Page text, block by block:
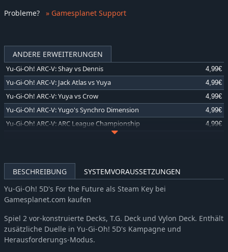
ANDERE ERWEITERUNGEN
Yu-Gi-Oh! ARC-V: Shay vs Dennis 4,99€
Yu-Gi-Oh! ARC-V: Jack Atlas vs Yuya 4,99€
Yu-Gi-Oh! ARC-V: Yuya vs Crow 4,99€
Yu-Gi-Oh! ARC-V: Yugo's Synchro Dimension 4,99€
Yu-Gi-Oh! ARC-V: ARC League Championship 4,99€
Yu-Gi-Oh! Waking the Dragons: Yugi's Journey
Yu-Gi-Oh! Waking the Dragons: Joey's Journey 4,99€
Yu-Gi-Oh! ARC-V Gong v. Kit
Yu-Gi-Oh! ARC-V Zuzu v. Julia
Yu-Gi-Oh! ARC-V Sora and Dipper 4,99€
Yu-Gi-Oh! ARC-V Yuto v. Sylvio
Yu-Gi-Oh! ZEXAL Dark Mist Saga
BESCHREIBUNG
SYSTEMVORAUSSETZUNGEN
Yu-Gi-Oh! 5D's For the Future als Steam Key bei
Gamesplanet.com kaufen
Spiel 2 vor-konstruierte Decks, T.G. Deck und Vylon Deck. Enthält
zusätzliche Duelle in Yu-Gi-Oh! 5D's Kampagne und
Herausforderungs-Modus.
Probleme? » Gamesplanet Support